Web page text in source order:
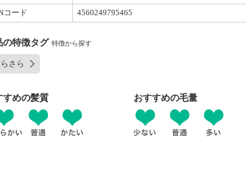
コード
4560249795465
の特徴タグ 特徴から探す
さら
すめの髪質 おすすめの毛量